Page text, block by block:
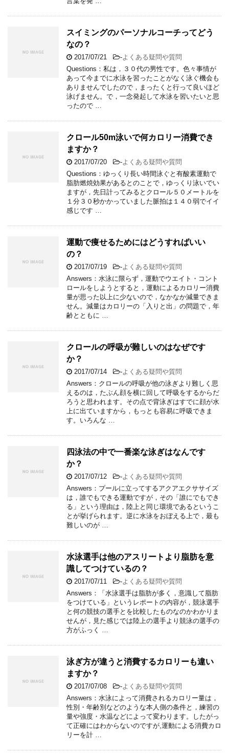
スイミングのパーソナルコーチってどう
なの？
2017/07/21 -よくある疑問や質問
Questions：私は，３０代の男性です。色々事情が
あって今までに水泳を習ったことがなく泳ぐ機会も
ありませんでしたので，まったくと行って良いほど
泳げません。で，一念発起して水泳を習いたいと思
ったので …
クロール50m泳いで何カロリー消費でき
ますか？
2017/07/20 -よくある疑問や質問
Questions：ゆっくり長い時間泳ぐと有酸素運動で
脂肪燃焼効果があるとのことで，ゆっくり泳いでい
ますが，先日計ってみるとクロール５０メートルを
１分３０秒かかっていました脈拍は１４０弱でイイ
感じです …
運動で痩せるためにはどうすればいい
の？
2017/07/19 -よくある疑問や質問
Answers：水泳に限らず，運動でウエイト・コント
ロールをしようとすると，運動によるカロリー消費
量が思った以上に少ないので，なかなか減量できま
せん。減量はカロリーの「入りと出」の問題で，年
齢とともに …
クロールの呼吸が難しいのはなぜです
か？
2017/07/14 -よくある疑問や質問
Answers：クロールの呼吸が他の泳ぎより難しく思
えるのは，たぶん顔を横に回して呼吸をするからだ
ろうと思われます。その点で背泳ぎはすでに顔が水
上に出ていますから，もっとも容易に呼吸できま
す。いろんな …
四泳法の中で一番楽な泳ぎはなんです
か？
2017/07/12 -よくある疑問や質問
Answers：プールに立ってするアクアエクササイズ
は，誰でもできる運動ですが，その「誰にでもでき
る」という理由は，陸上と同じ環境であるというこ
とが挙げられます。逆に水泳をおぼえる上で，最も
難しいのが …
水泳選手は他のアスリートより脂肪を意
識してつけているの？
2017/07/11 -よくある疑問や質問
Answers：「水泳選手は脂肪が多く，意識して脂肪
をつけている」というレポートの内容が，競泳選手
と何の競技の選手とを比較したものなのかわかりま
せんが，見た感じでは陸上の選手より競泳の選手の
方がふっく …
泳ぎ方が違うと消費するカロリーも違い
ますか？
2017/07/08 -よくある疑問や質問
Answers：水泳によって消費されるカロリー量は，
性別・年齢別などのような本人側の条件と，練習の
量や強度・水温などによって変わります。したがっ
て正確にはわからないのですが,運動による消費カロ
リーを計 …